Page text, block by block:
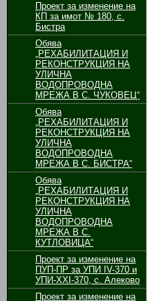
Проект за изменение на
КП за имот № 180, с.
Бистра
Обява
„РЕХАБИЛИТАЦИЯ И
РЕКОНСТРУКЦИЯ НА
УЛИЧНА
ВОДОПРОВОДНА
МРЕЖА В С. ЧУКОВЕЦ“
Обява
„РЕХАБИЛИТАЦИЯ И
РЕКОНСТРУКЦИЯ НА
УЛИЧНА
ВОДОПРОВОДНА
МРЕЖА В С. БИСТРА“
Обява
„РЕХАБИЛИТАЦИЯ И
РЕКОНСТРУКЦИЯ НА
УЛИЧНА
ВОДОПРОВОДНА
МРЕЖА В С.
КУТЛОВИЦА“
Проект за изменение на
ПУП-ПР за УПИ ІV-370 и
УПИ-ХХІ-370, с. Алеково
Проект за изменение на